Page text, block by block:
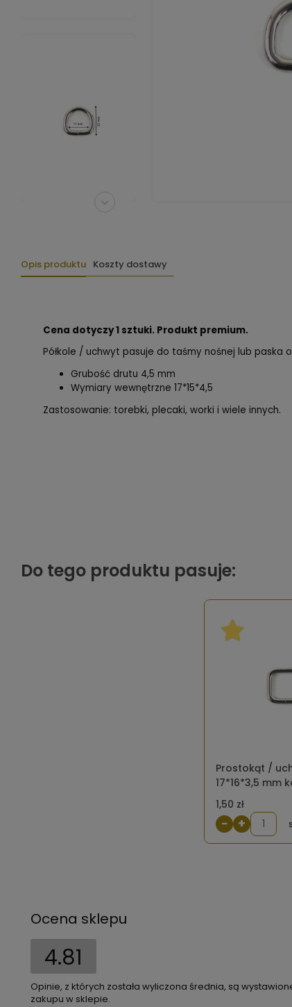
Opis produktu Koszty dostawy
Cena dotyczy 1 sztuki. Produkt premium.
Półkole / uchwyt pasuje do taśmy nośnej lub paska o
Grubość drutu 4,5 mm
Wymiary wewnętrzne 17*15*4,5
Zastosowanie: torebki, plecaki, worki i wiele innych.
Do tego produktu pasuje:
Prostokąt /
17*16*3,5 mm
1,50 zł
− +
Ocena sklepu
4.81
Opinie, z których została wyliczona średnia, są
zakupu w sklepie.